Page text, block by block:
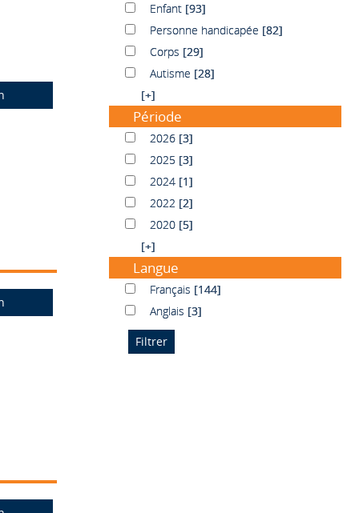
EnfantEnfant [93]
Personne handicapée
Personne handicapée [82]
CorpsCorps [29]
AutismeAutisme [28]
[+]
Période
20262026 [3]
20252025 [3]
20242024 [1]
20222022 [2]
20202020 [5]
[+]
Langue
FrançaisFrançais [144]
AnglaisAnglais [3]